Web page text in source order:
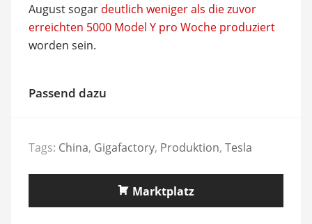
August sogar deutlich weniger als die zuvor
erreichten 5000 Model Y pro Woche produziert
worden sein.
Passend dazu
Tags: China, Gigafactory, Produktion, Tesla
Marktplatz